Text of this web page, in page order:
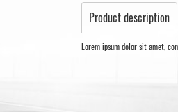
Product description
Lorem ipsum dolor sit amet,